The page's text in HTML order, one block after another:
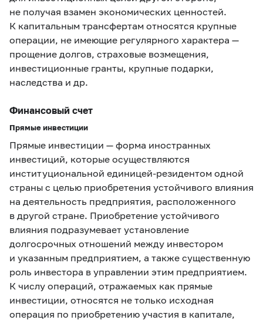
не получая взамен экономических ценностей.
К капитальным трансфертам относятся крупные
операции, не имеющие регулярного характера —
прощение долгов, страховые возмещения,
инвестиционные гранты, крупные подарки,
наследства и др.
Финансовый счет
Прямые инвестиции
Прямые инвестиции — форма иностранных
инвестиций, которые осуществляются
институциональной единицей-резидентом одной
страны с целью приобретения устойчивого влияния
на деятельность предприятия, расположенного
в другой стране. Приобретение устойчивого
влияния подразумевает установление
долгосрочных отношений между инвестором
и указанным предприятием, а также существенную
роль инвестора в управлении этим предприятием.
К числу операций, отражаемых как прямые
инвестиции, относятся не только исходная
операция по приобретению участия в капитале,